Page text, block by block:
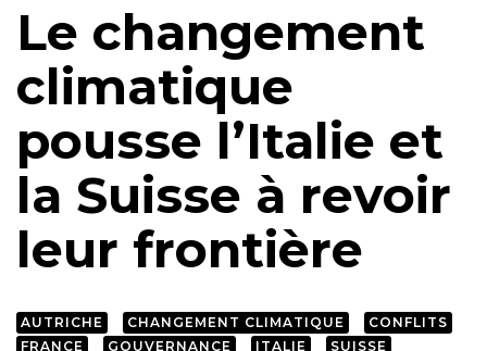
Le changement
climatique
pousse l’Italie et
la Suisse à revoir
leur frontière
AUTRICHE CHANGEMENT CLIMATIQUE
CONFLITS
FRANCE
GOUVERNANCE ITALIE SUISSE